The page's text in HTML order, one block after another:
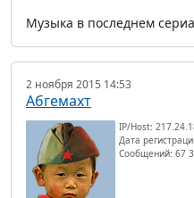
Музыка в последнем
2 ноября 2015 14:53
Абгемахт
IP/Host:
Дата
Сообщений: 67